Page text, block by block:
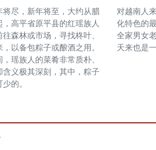
将尽，新年将至，大约从腊
，高平省原平县的红瑶族人
往森林或市场，寻找柊叶、
以备包粽子或酿酒之用。
瑶族人的菜肴非常质朴、
含义极其深刻，其中，粽子
的。
对越南人
化特色的
全家男女
天来也是